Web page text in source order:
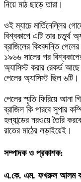
নিয়ে মাঠ ছাড়ে তারা।
ওই ম্যাচে মার্তিনেল্লির
বিশ্বকাপে এটি তার চতুর্থ
ব্রাজিলের কিংবদন্তি
১৯৬৬ সালের পর
অ্যাসিস্ট করার রেকর্ড
পেলের অ্যাসিস্ট ছিল ৬টি।
পেলের স্মৃতি ফিরিয়ে আনা
ব্রাজিল কি পারবে সুপার
হল্যান্ডের নরওয়ে তৈরি
রাতের মাঠের লড়াইয়েই।
সম্পাদক ও প্রকাশক:
এ.কে. এম. ফখরুল আলম